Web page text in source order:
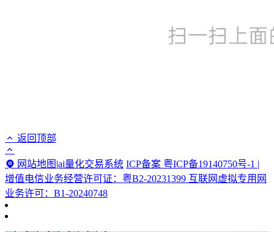
返回顶部
网站地图 |ai量化交易系统 ICP备案 粤ICP备19140750号-1 |
增值电信业务经营许可证：粤B2-20231399 互联网虚拟专用网
业务许可：B1-20240748